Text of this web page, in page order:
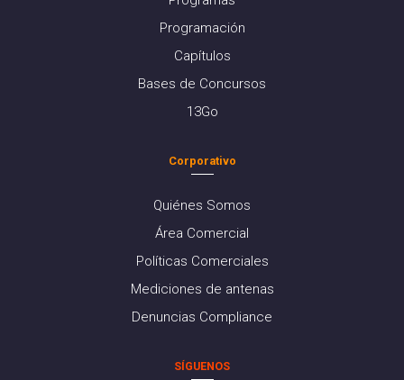
Programación
Capítulos
Bases de Concursos
13Go
Corporativo
Quiénes Somos
Área Comercial
Políticas Comerciales
Mediciones de antenas
Denuncias Compliance
SÍGUENOS